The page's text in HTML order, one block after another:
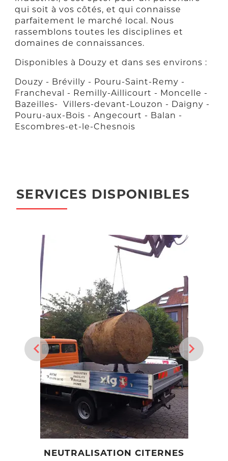
qui soit à vos côtés, et qui connaisse
parfaitement le marché local. Nous
rassemblons toutes les disciplines et
domaines de connaissances.
Disponibles à Douzy et dans ses environs :
Douzy - Brévilly - Pouru-Saint-Remy -
Francheval - Remilly-Aillicourt - Moncelle -
Bazeilles- Villers-devant-Louzon - Daigny -
Pouru-aux-Bois - Angecourt - Balan -
Escombres-et-le-Chesnois
SERVICES DISPONIBLES
NEUTRALISATION CITERNES